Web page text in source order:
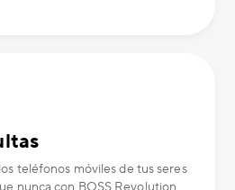
teléfonos móviles de tus seres